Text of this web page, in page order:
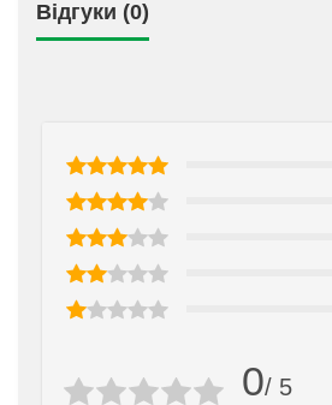
Відгуки (0)
0/ 5